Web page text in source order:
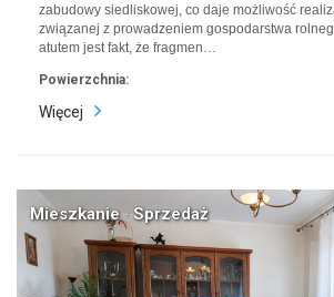
zabudowy siedliskowej, co daje możliwość
związanej z prowadzeniem gospodarstwa
atutem jest fakt, że fragmen…
Powierzchnia:
Więcej
Mieszkanie · Sprzedaż